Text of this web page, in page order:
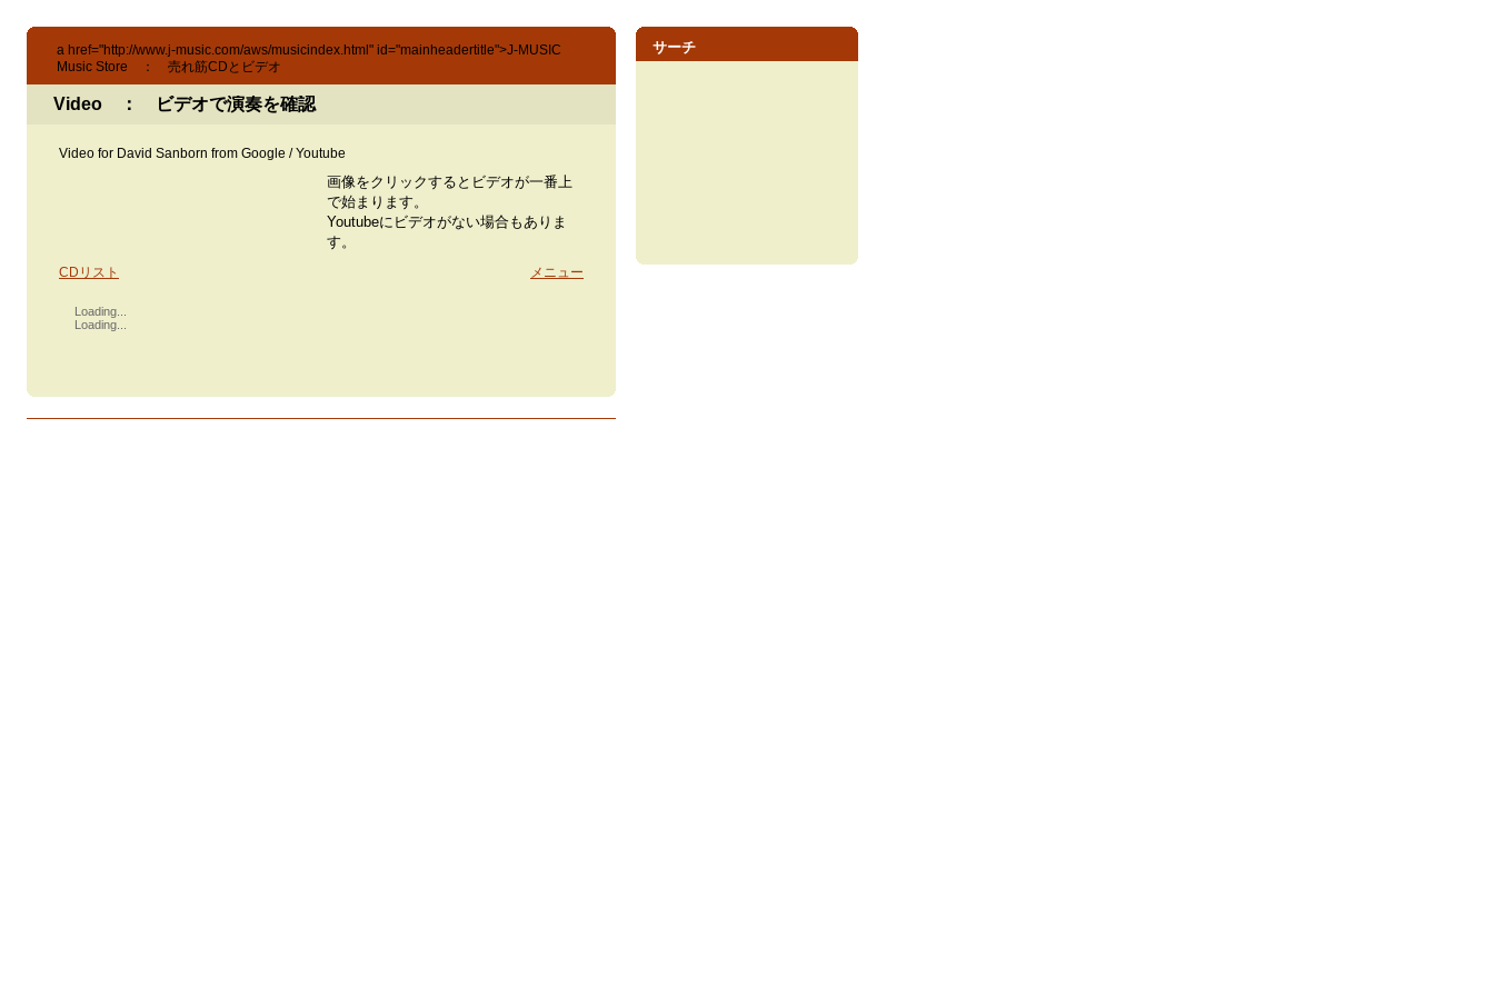
a href="http://www.j-music.com/aws/musicindex.html" id="mainheadertitle">J-MUSIC
Music Store ： 売れ筋CDとビデオ
Video ： ビデオで演奏を確認
Video for David Sanborn from Google / Youtube
画像をクリックするとビデオが一番上
で始まります。
Youtubeにビデオがない場合もありま
す。
CDリスト メニュー
Loading...
Loading...
サーチ